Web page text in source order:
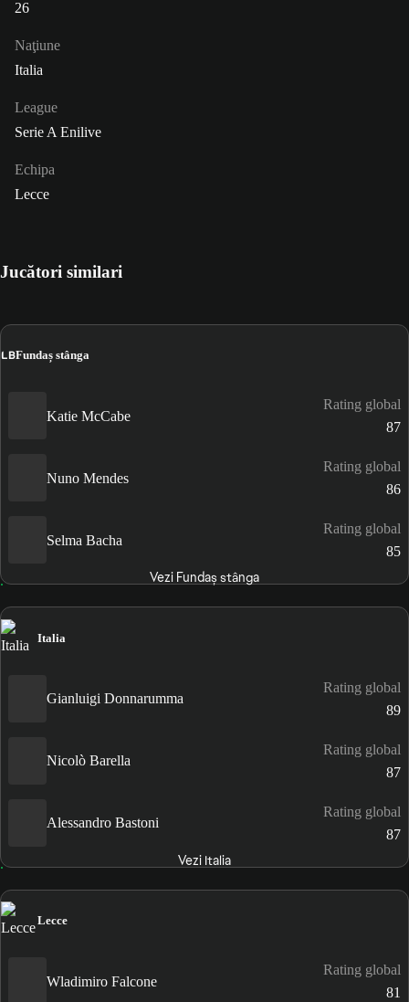
26
Naţiune
Italia
League
Serie A Enilive
Echipa
Lecce
Jucători similari
LBFundaș stânga
Katie McCabe
Rating global
87
Nuno Mendes
Rating global
86
Selma Bacha
Rating global
85
Vezi Fundaș stânga
Italia
Gianluigi Donnarumma
Rating global
89
Nicolò Barella
Rating global
87
Alessandro Bastoni
Rating global
87
Vezi Italia
Lecce
Wladimiro Falcone
Rating global
81